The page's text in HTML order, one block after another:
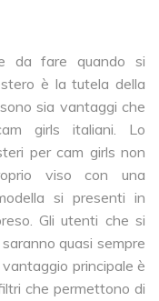
da fare quando si
è la tutela della
sia vantaggi che
girls italiani. Lo
per cam girls non
viso con una
si presenti in
Gli utenti che si
quasi sempre
principale è
che permettono di